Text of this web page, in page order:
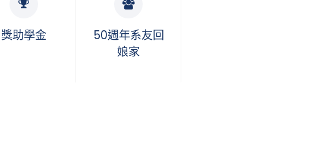
獎助學金
50週年系友回
娘家